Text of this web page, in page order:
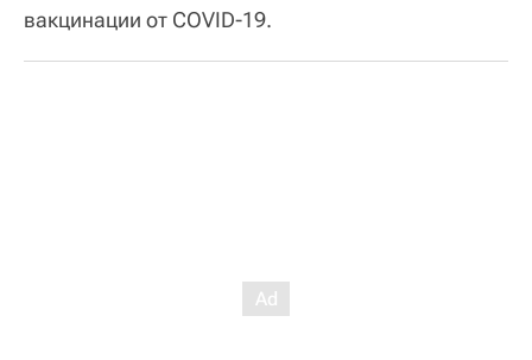
вакцинации от COVID-19.